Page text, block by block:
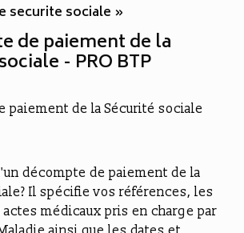
securite sociale »
de paiement de la
- PRO BTP
paiement de la Sécurité sociale
décompte de paiement de la
Il spécifie vos références, les
médicaux pris en charge par